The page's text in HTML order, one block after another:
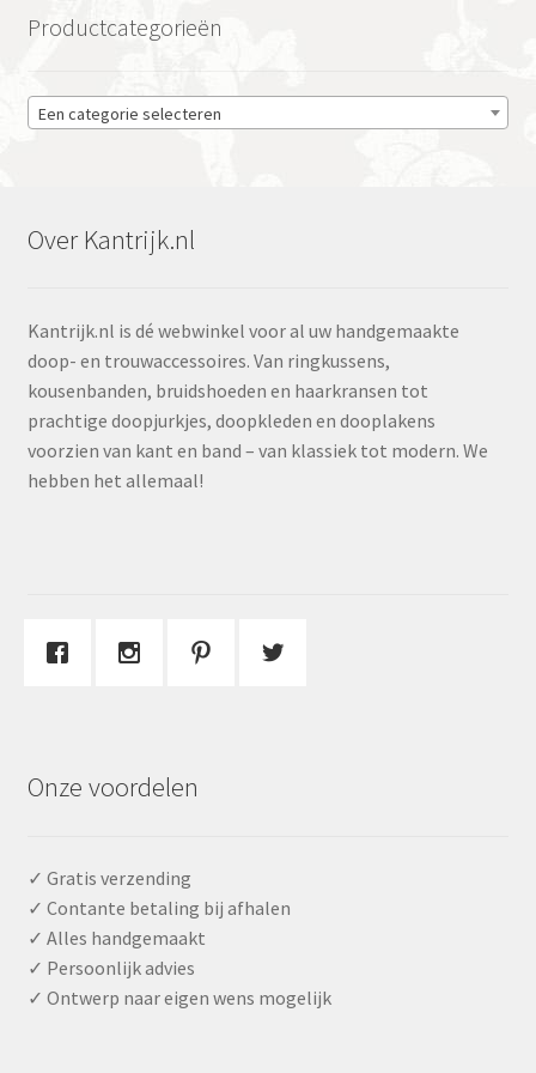
Productcategorieën
Een categorie selecteren
Over Kantrijk.nl
Kantrijk.nl is dé webwinkel voor al uw handgemaakte
doop- en trouwaccessoires. Van ringkussens,
kousenbanden, bruidshoeden en haarkransen tot
prachtige doopjurkjes, doopkleden en dooplakens
voorzien van kant en band – van klassiek tot modern. We
hebben het allemaal!
Onze voordelen
✓ Gratis verzending
✓ Contante betaling bij afhalen
✓ Alles handgemaakt
✓ Persoonlijk advies
✓ Ontwerp naar eigen wens mogelijk